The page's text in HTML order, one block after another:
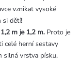
vznikat vysoké
si dětí!
m je 1,2 m. Proto je
celé herní sestavy
silná vrstva písku,